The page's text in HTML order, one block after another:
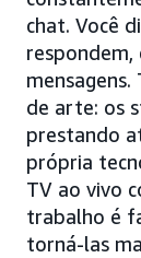
chat. Você
de arte: os
prestando
própria
TV ao vivo
trabalho é
torná-las